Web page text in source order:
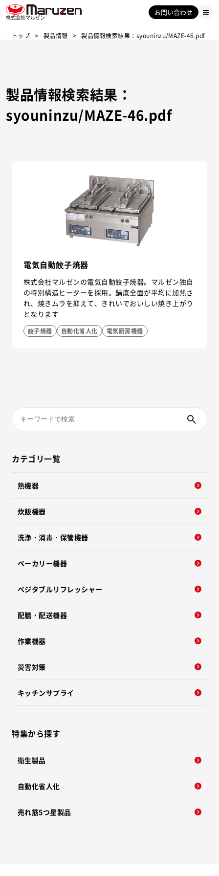
株式会社マルゼン
お問い合わせ
トップ 製品情報 製品情報検索結果：syouninzu/MAZE-46.pdf
製品情報検索結果：
syouninzu/MAZE-46.pdf
電気自動餃子焼器
株式会社マルゼンの電気自動餃子焼器。マルゼン独自
の特別構造ヒーターを採用。鍋底全面が平均に加熱さ
れ、焼きムラを抑えて、きれいでおいしい焼き上がり
となります
餃子焼器 自動化省人化 電気厨房機器
カテゴリ一覧
熱機器
炊飯機器
洗浄・消毒・保管機器
ベーカリー機器
ベジタブルリフレッシャー
配膳・配送機器
作業機器
災害対策
キッチンサプライ
特集から探す
衛生製品
自動化省人化
売れ筋5つ星製品